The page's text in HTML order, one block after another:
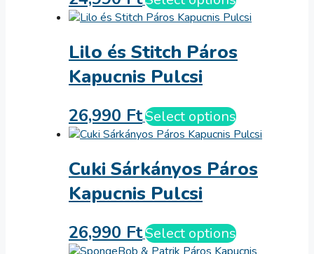
Lilo és Stitch Páros
Kapucnis Pulcsi
26,990 FtSelect options
Cuki Sárkányos Páros
Kapucnis Pulcsi
26,990 FtSelect options